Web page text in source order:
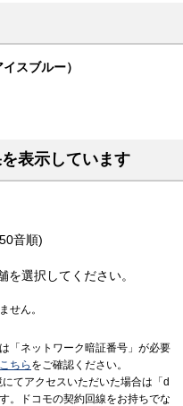
スブルー）
表示しています
音順)
選択してください。
せん。
「ネットワーク暗証番号」が必要
こちら をご確認ください。
てアクセスいただいた場合は「d
。ドコモの契約回線をお持ちでな